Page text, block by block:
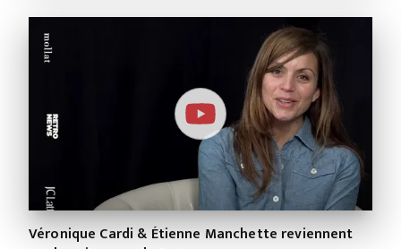
Véronique Cardi & Étienne Manchette reviennent